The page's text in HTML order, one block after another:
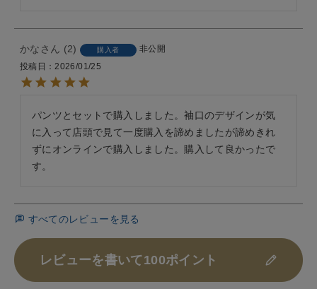
かな 2 購入者
非公開
投稿日
2026/01/25
パンツとセットで購入しました。袖口のデザインが気
に入って店頭で見て一度購入を諦めましたが諦めきれ
ずにオンラインで購入しました。購入して良かったで
す。
すべてのレビューを見る
レビューを書いて100ポイント